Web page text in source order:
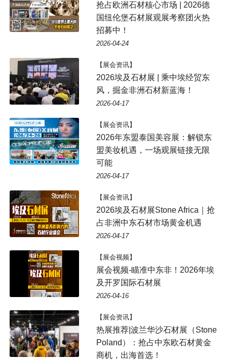
抢占欧洲石材核心市场 | 2026德
国纽伦堡石材展观展考察团火热
招募中！
2026-04-24
【展会资讯】
2026埃及石材展 | 乘中埃经贸东
风，掘金非洲石材新蓝海！
2026-04-17
【展会资讯】
2026年东盟泰国美容展：解锁东
盟美妆机遇，一场观展链接无限
可能
2026-04-17
【展会资讯】
2026埃及石材展Stone Africa｜抢
占非洲中东石材市场黄金机遇
2026-04-17
【展会视频】
展会视频-瞄准中东非！2026年埃
及开罗国际石材展
2026-04-16
【展会资讯】
热展推荐|波兰华沙石材展（Stone
Poland）：抢占中东欧石材黄金
商机，出海首选！